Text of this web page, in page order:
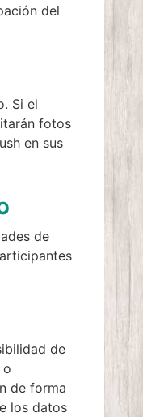
del
Si el
fotos
en sus
de
de
o
de forma
los datos